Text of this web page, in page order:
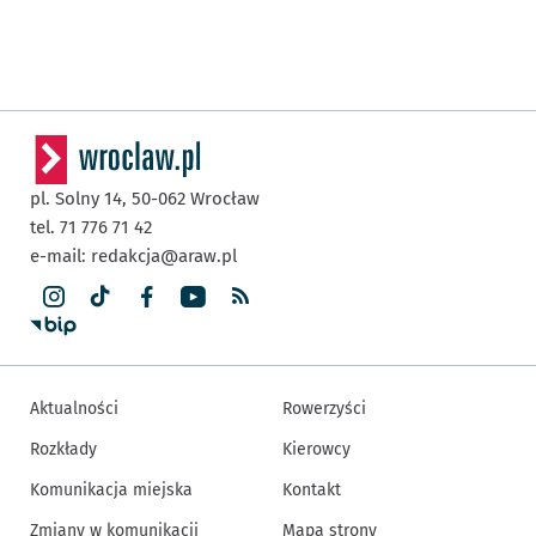
pl. Solny 14, 50-062 Wrocław
tel. 71 776 71 42
e-mail: redakcja@araw.pl
Aktualności
Rozkłady
Komunikacja miejska
Zmiany w komunikacji
Rowerzyści
Kierowcy
Kontakt
Mapa strony